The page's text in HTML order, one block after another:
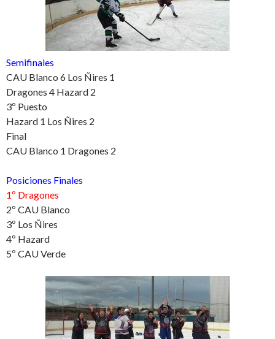
Semifinales
CAU Blanco 6 Los Ñires 1
Dragones 4 Hazard 2
3º Puesto
Hazard 1 Los Ñires 2
Final
CAU Blanco 1 Dragones 2
Posiciones Finales
1º Dragones
2º CAU Blanco
3º Los Ñires
4º Hazard
5º CAU Verde